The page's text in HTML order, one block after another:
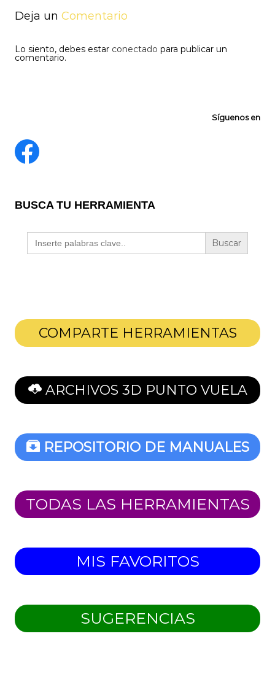
Deja un Comentario
Lo siento, debes estar conectado para publicar un
comentario.
Síguenos en
BUSCA TU HERRAMIENTA
Buscar:
COMPARTE HERRAMIENTAS
ARCHIVOS 3D PUNTO VUELA
REPOSITORIO DE MANUALES
TODAS LAS HERRAMIENTAS
MIS FAVORITOS
SUGERENCIAS